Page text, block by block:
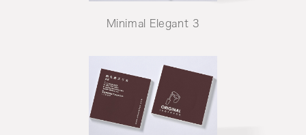
Minimal Elegant 3